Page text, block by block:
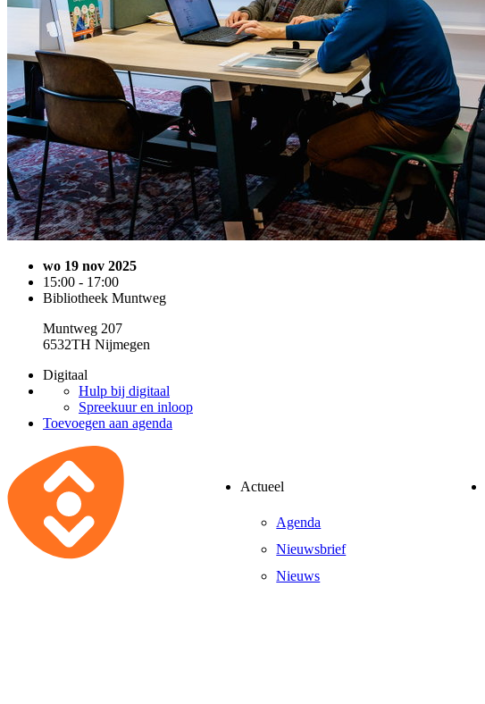
wo 19 nov 2025
15:00 - 17:00
Bibliotheek Muntweg
Muntweg 207
6532TH Nijmegen
Digitaal
Hulp bij digitaal
Spreekuur en inloop
Toevoegen aan agenda
Actueel
Agenda
Nieuwsbrief
Nieuws